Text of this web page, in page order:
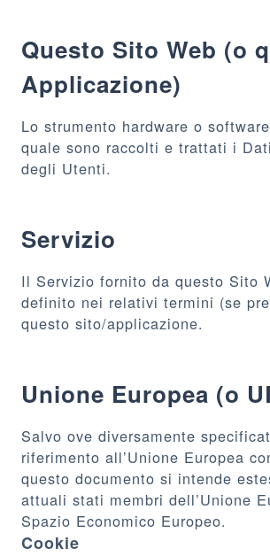
Questo Sito Web (o
Applicazione)
Lo strumento hardware o
quale sono raccolti e trattati i
degli Utenti.
Servizio
Il Servizio fornito da questo Sito
definito nei relativi termini (se
questo sito/applicazione.
Unione Europea (o
Salvo ove diversamente
riferimento all’Unione Europea
questo documento si intende
attuali stati membri dell’Unione
Spazio Economico Europeo.
Cookie